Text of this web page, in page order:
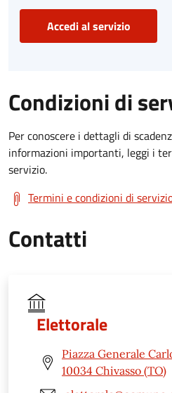
Accedi al servizio
Condizioni di
Per conoscere i dettagli di
informazioni importanti, leggi i
servizio.
Termini e condizioni di
Contatti
Elettorale
Piazza Generale
10034 Chivasso (TO)